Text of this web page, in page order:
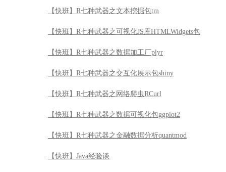
【快班】R七种武器之文本挖掘包tm
【快班】R七种武器之可视化JS库HTMLWidgets包
【快班】R七种武器之数据加工厂plyr
【快班】R七种武器之交互化展示包shiny
【快班】R七种武器之网络爬虫RCurl
【快班】R七种武器之数据可视化包ggplot2
【快班】R七种武器之金融数据分析quantmod
【快班】Java经验谈